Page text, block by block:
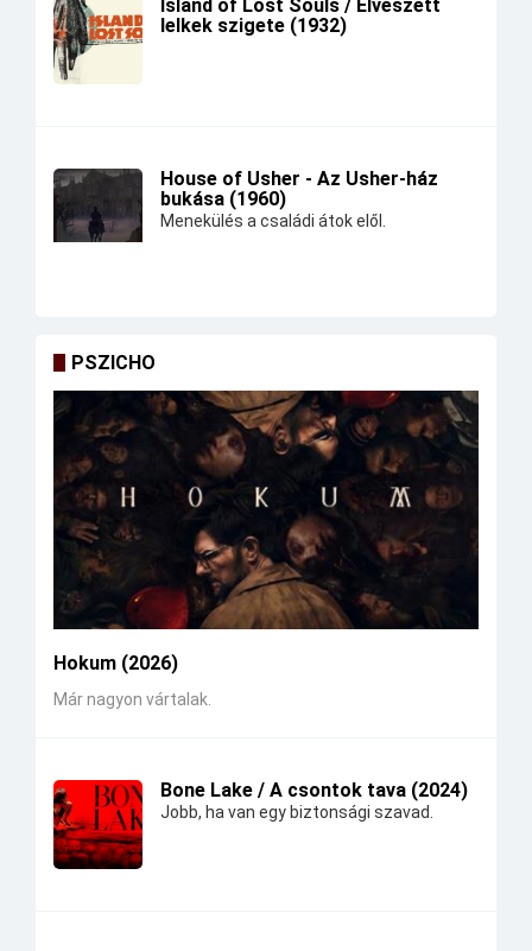
Island of Lost Souls / Elveszett
lelkek szigete (1932)
House of Usher - Az Usher-ház
bukása (1960)
Menekülés a családi átok elől.
PSZICHO
Hokum (2026)
Már nagyon vártalak.
Bone Lake / A csontok tava (2024)
Jobb, ha van egy biztonsági szavad.